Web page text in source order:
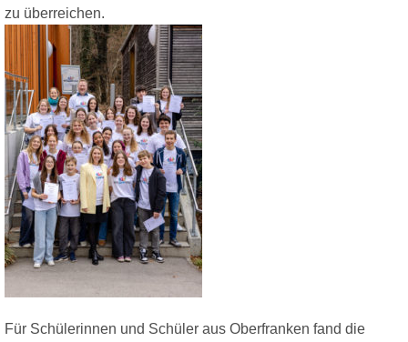
zu überreichen.
Für Schülerinnen und Schüler aus Oberfranken fand die